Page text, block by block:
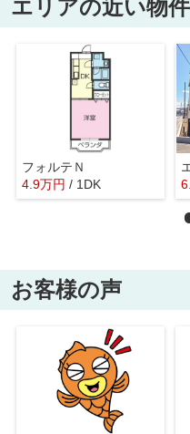
エリアの近い物件
フォルテＮ
4.9万円 / 1DK
お客様の声